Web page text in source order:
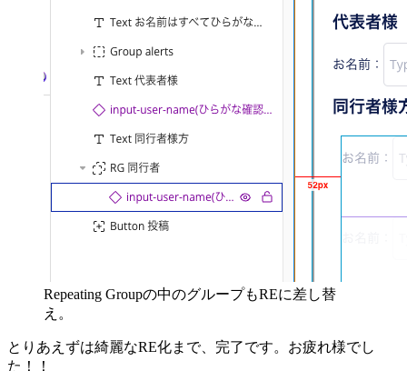
Repeating Groupの中のグループもREに差し替
え。
とりあえずは綺麗なRE化まで、完了です。お疲れ様でし
た！！